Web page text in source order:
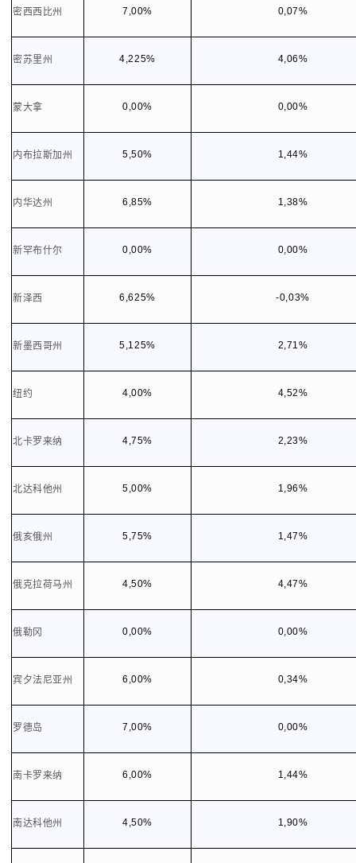
密西西比州 7,00% 0,07%
密苏里州 4,225% 4,06%
蒙大拿 0,00% 0,00%
内布拉斯加州 5,50% 1,44%
内华达州 6,85% 1,38%
新罕布什尔 0,00% 0,00%
新泽西 6,625% -0,03%
新墨西哥州 5,125% 2,71%
纽约 4,00% 4,52%
北卡罗来纳 4,75% 2,23%
北达科他州 5,00% 1,96%
俄亥俄州 5,75% 1,47%
俄克拉荷马州 4,50% 4,47%
俄勒冈 0,00% 0,00%
宾夕法尼亚州 6,00% 0,34%
罗德岛 7,00% 0,00%
南卡罗来纳 6,00% 1,44%
南达科他州 4,50% 1,90%